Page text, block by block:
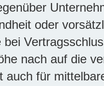
oder
bei
nach auf die
auch für